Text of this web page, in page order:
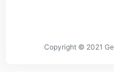
Copyright © 2021